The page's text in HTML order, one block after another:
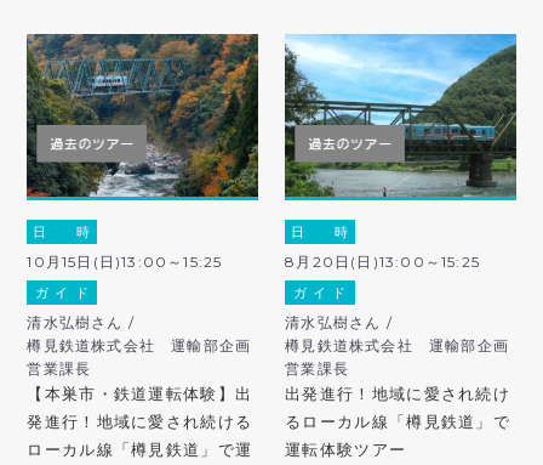
日 時
10月15日(日)13:00～15:25
ガ イ ド
清水弘樹さん /
樽見鉄道株式会社 運輸部企画
営業課長
【本巣市・鉄道運転体験】出
発進行！地域に愛され続ける
ローカル線「樽見鉄道」で運
日 時
8月20日(日)13:00～15:25
ガ イ ド
清水弘樹さん /
樽見鉄道株式会社 運輸部企画
営業課長
出発進行！地域に愛され続け
るローカル線「樽見鉄道」で
運転体験ツアー